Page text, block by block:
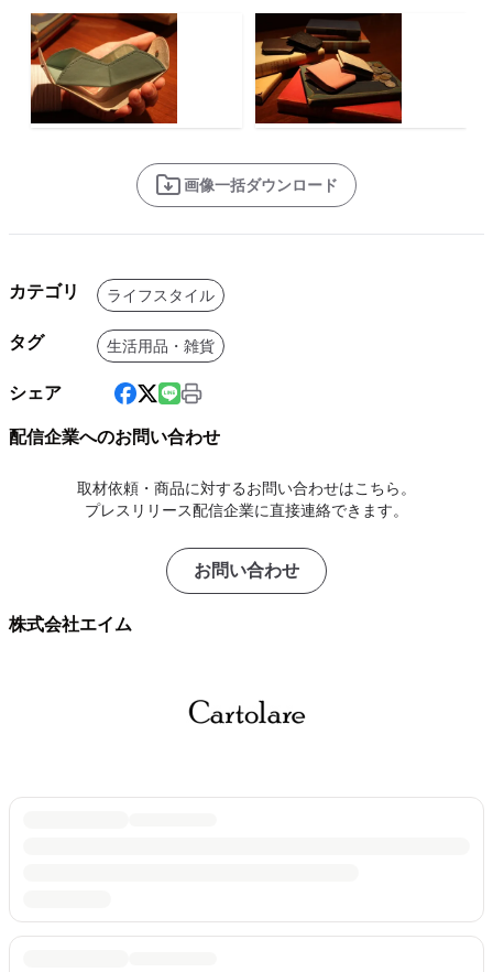
画像一括ダウンロード
カテゴリ ライフスタイル
タグ 生活用品・雑貨
シェア
配信企業へのお問い合わせ
取材依頼・商品に対するお問い合わせはこちら。
プレスリリース配信企業に直接連絡できます。
お問い合わせ
株式会社エイム